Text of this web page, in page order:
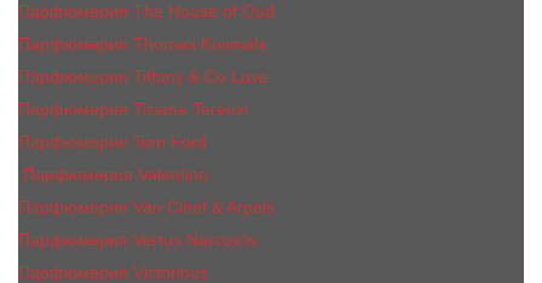
Парфюмерия The House of Oud
Парфюмерия Thomas Kosmala
Парфюмерия Tiffany & Co Love
Парфюмерия Tiziana Terenzi
Парфюмерия Tom Ford
Парфюмерия Valentino
Парфюмерия Van Cleef & Arpels
Парфюмерия Vertus Narcos'is
Парфюмерия Victorious